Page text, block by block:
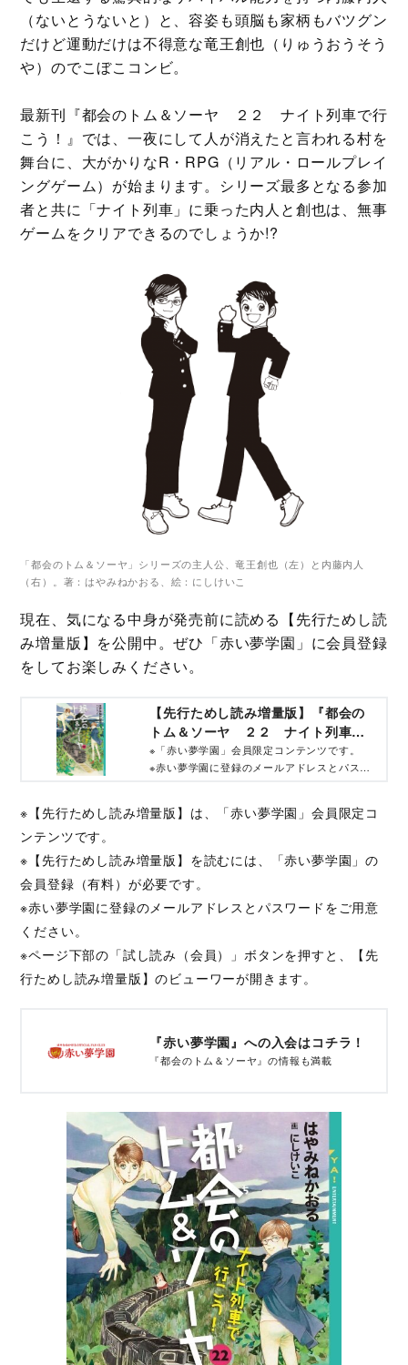
（ないとうないと）と、容姿も頭脳も家柄もバツグン
だけど運動だけは不得意な竜王創也（りゅうおうそう
や）のでこぼこコンビ。
最新刊『都会のトム＆ソーヤ ２２ ナイト列車で行
こう！』では、一夜にして人が消えたと言われる村を
舞台に、大がかりなR・RPG（リアル・ロールプレイ
ングゲーム）が始まります。シリーズ最多となる参加
者と共に「ナイト列車」に乗った内人と創也は、無事
ゲームをクリアできるのでしょうか!?
「都会のトム＆ソーヤ」シリーズの主人公、竜王創也（左）と内藤内人
（右）。著：はやみねかおる、絵：にしけいこ
現在、気になる中身が発売前に読める【先行ためし読
み増量版】を公開中。ぜひ「赤い夢学園」に会員登録
をしてお楽しみください。
【先行ためし読み増量版】『都会の
トム＆ソーヤ ２２ ナイト列車で
行こう！』を読む
※「赤い夢学園」会員限定コンテンツです。
※赤い夢学園に登録のメールアドレスとパスワ
押すと、ビューワーが開きます。
※【先行ためし読み増量版】は、「赤い夢学園」会員限定コ
ンテンツです。
※【先行ためし読み増量版】を読むには、「赤い夢学園」の
会員登録（有料）が必要です。
※赤い夢学園に登録のメールアドレスとパスワードをご用意
ください。
※ページ下部の「試し読み（会員）」ボタンを押すと、【先
行ためし読み増量版】のビューワーが開きます。
『赤い夢学園』への入会はコチラ！
『都会のトム＆ソーヤ』の情報も満載